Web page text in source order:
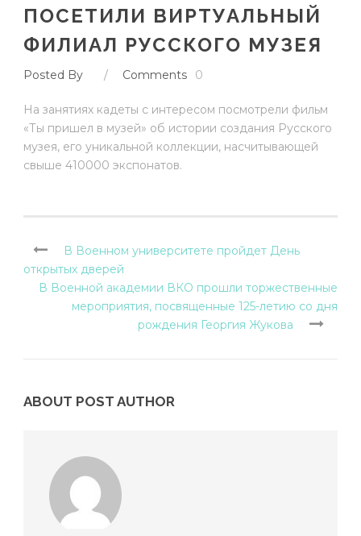
ПОСЕТИЛИ ВИРТУАЛЬНЫЙ
ФИЛИАЛ РУССКОГО МУЗЕЯ
Posted By / Comments 0
На занятиях кадеты с интересом посмотрели фильм
«Ты пришел в музей» об истории создания Русского
музея, его уникальной коллекции, насчитывающей
свыше 410000 экспонатов.
В Военном университете пройдет День
открытых дверей
В Военной академии ВКО прошли торжественные
мероприятия, посвященные 125-летию со дня
рождения Георгия Жукова
ABOUT POST AUTHOR